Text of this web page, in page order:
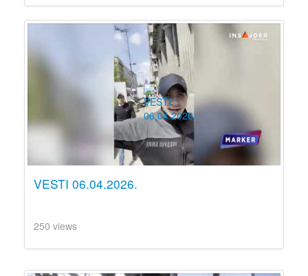
VESTI 06.04.2026.
250 views